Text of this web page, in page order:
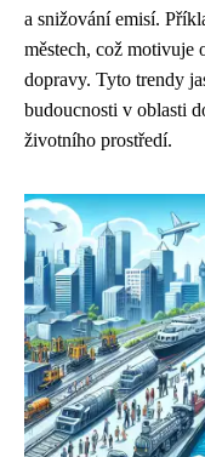
a snižování emisí.
městech, což
dopravy. Tyto trendy
budoucnosti v oblasti
životního prostředí.